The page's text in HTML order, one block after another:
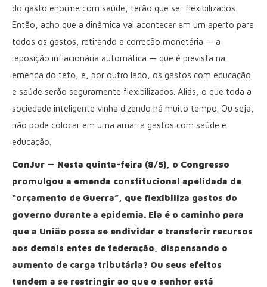
do gasto enorme com saúde, terão que ser flexibilizados.
Então, acho que a dinâmica vai acontecer em um aperto para
todos os gastos, retirando a correção monetária — a
reposição inflacionária automática — que é prevista na
emenda do teto, e, por outro lado, os gastos com educação
e saúde serão seguramente flexibilizados. Aliás, o que toda a
sociedade inteligente vinha dizendo há muito tempo. Ou seja,
não pode colocar em uma amarra gastos com saúde e
educação.
ConJur — Nesta quinta-feira (8/5), o Congresso
promulgou a emenda constitucional apelidada de
“orçamento de Guerra”, que flexibiliza gastos do
governo durante a epidemia. Ela é o caminho para
que a União possa se endividar e transferir recursos
aos demais entes de federação, dispensando o
aumento de carga tributária? Ou seus efeitos
tendem a se restringir ao que o senhor está